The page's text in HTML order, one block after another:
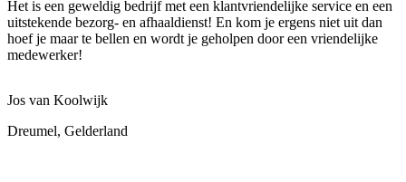
Het is een geweldig bedrijf met een klantvriendelijke service en een
uitstekende bezorg- en afhaaldienst! En kom je ergens niet uit dan
hoef je maar te bellen en wordt je geholpen door een vriendelijke
medewerker!
Jos van Koolwijk
Dreumel, Gelderland